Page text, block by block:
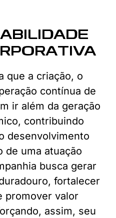
que a criação, o
contínua de
ir além da geração
contribuindo
desenvolvimento
de uma atuação
busca gerar
fortalecer
promover valor
assim, seu